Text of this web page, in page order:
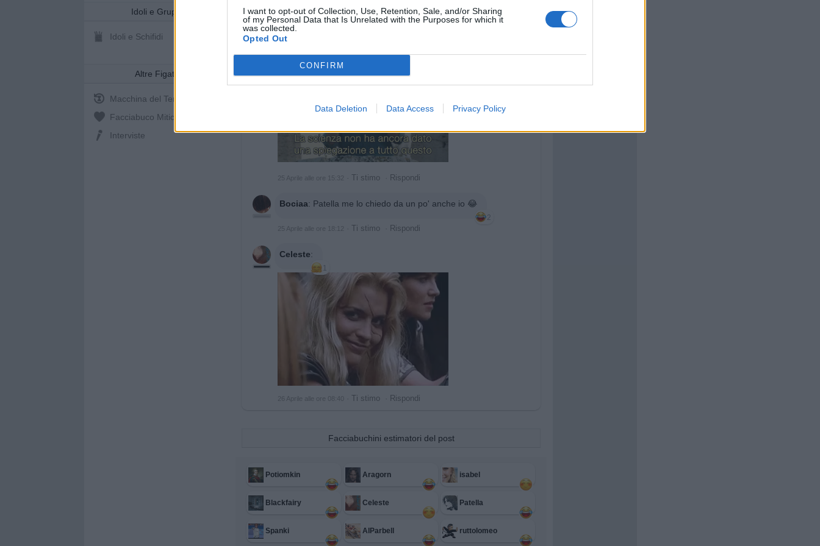
I want to opt-out of Collection, Use, Retention, Sale, and/or Sharing
of my Personal Data that Is Unrelated with the Purposes for which it
was collected.
Opted Out
CONFIRM
Data Deletion Data Access Privacy Policy
Idoli e Gruppi
Idoli e Schifidi
Altre Figate
Macchina del Tempo
Facciabuco Mitic
Interviste
hamilton89:Patella segui l'idolo..proviamo a capirlo
insieme
25 Aprile alle ore 15:32 Ti stimo Rispondi
Bociaa: Patella me lo chiedo da un po' anche io 😂
2
25 Aprile alle ore 18:12 Ti stimo Rispondi
Celeste:
1
26 Aprile alle ore 08:40 Ti stimo Rispondi
Facciabuchini estimatori del post
Potiomkin Aragorn isabel
Blackfairy Celeste Patella
Spanki AlParbell ruttolomeo